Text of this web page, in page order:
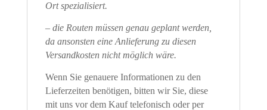
Ort spezialisiert.
– die Routen müssen genau geplant werden,
da ansonsten eine Anlieferung zu diesen
Versandkosten nicht möglich wäre.
Wenn Sie genauere Informationen zu den
Lieferzeiten benötigen, bitten wir Sie, diese
mit uns vor dem Kauf telefonisch oder per